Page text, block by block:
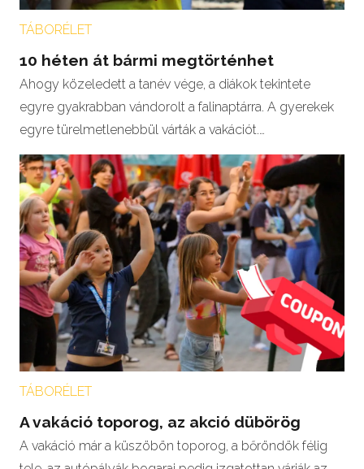
TÁBORÉLET
10 héten át bármi megtörténhet
Ahogy közeledett a tanév vége, a diákok tekintete
egyre gyakrabban vándorolt a falinaptárra. A gyerekek
egyre türelmetlenebbül várták a vakációt.…
TÁBORÉLET
A vakáció toporog, az akció dübörög
A vakáció már a küszöbön toporog, a bőröndök félig